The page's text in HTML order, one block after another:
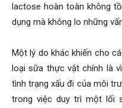
lactose hoàn toàn không
dụng mà không lo những
Một lý do khác khiến cho
loại sữa thực vật chính là
tình trạng xấu đi của môi
trong việc duy trì một lối